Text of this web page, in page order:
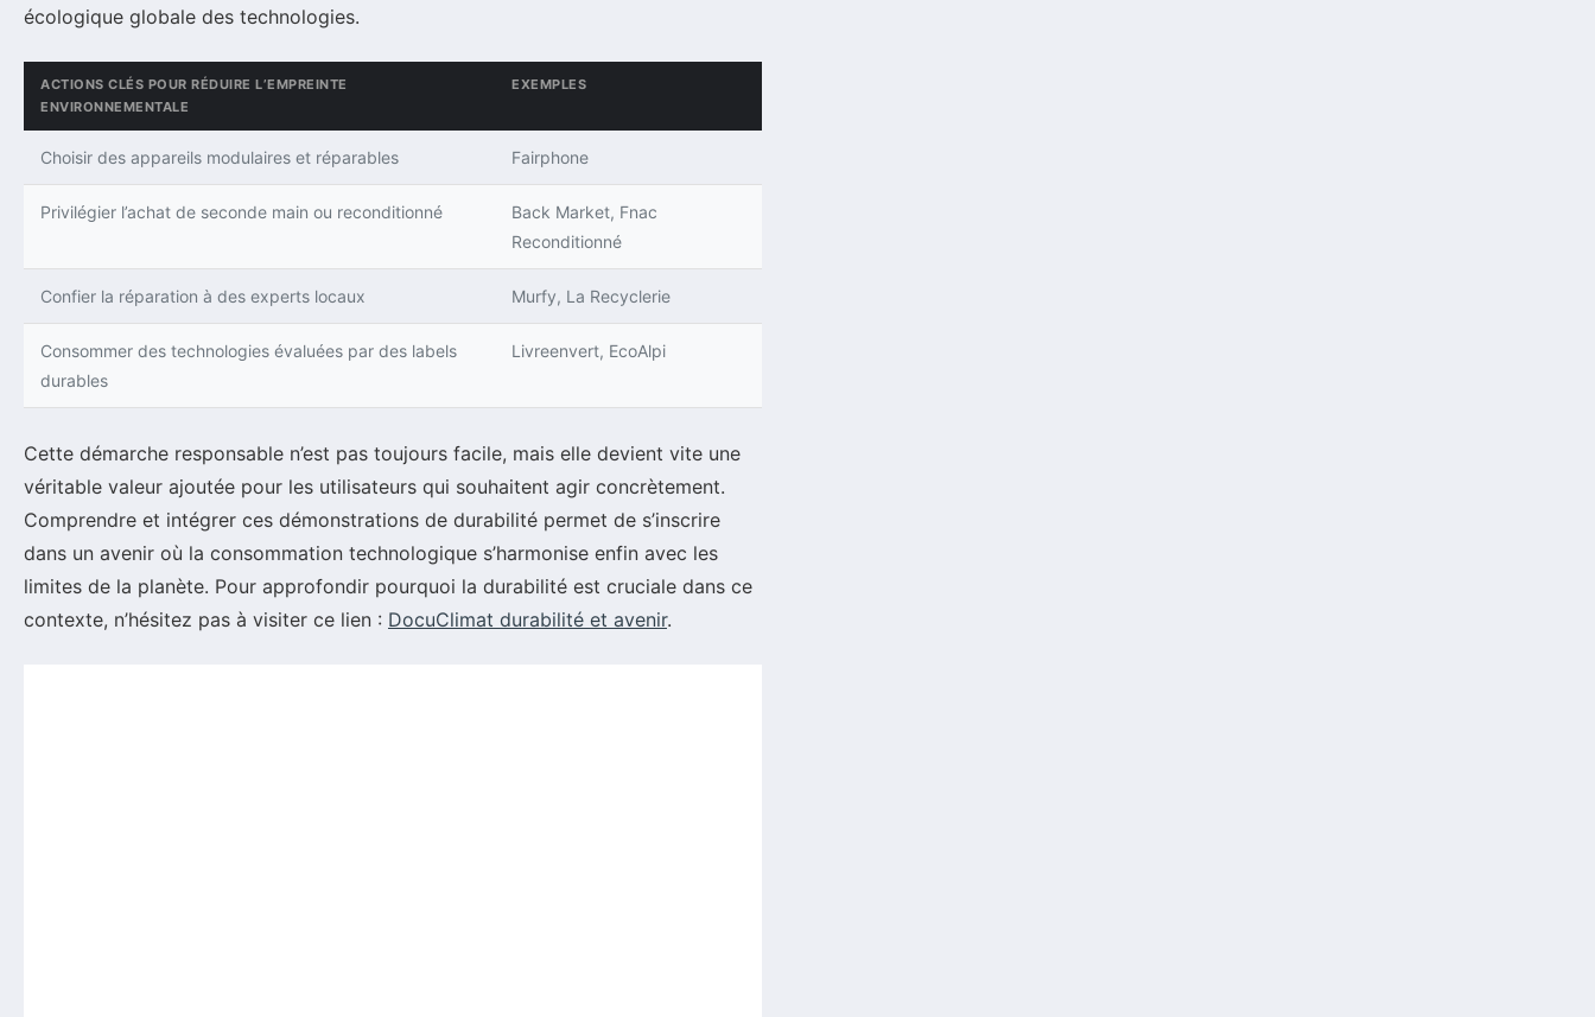
écologique globale des technologies.
ACTIONS CLÉS POUR RÉDUIRE L’EMPREINTE
ENVIRONNEMENTALE
EXEMPLES
Choisir des appareils modulaires et réparables Fairphone
Privilégier l’achat de seconde main ou reconditionné
Back Market, Fnac
Reconditionné
Confier la réparation à des experts locaux Murfy, La Recyclerie
Consommer des technologies évaluées par des labels
durables
Livreenvert, EcoAlpi
Cette démarche responsable n’est pas toujours facile, mais elle devient vite une
véritable valeur ajoutée pour les utilisateurs qui souhaitent agir concrètement.
Comprendre et intégrer ces démonstrations de durabilité permet de s’inscrire
dans un avenir où la consommation technologique s’harmonise enfin avec les
limites de la planète. Pour approfondir pourquoi la durabilité est cruciale dans ce
contexte, n’hésitez pas à visiter ce lien : DocuClimat durabilité et avenir.